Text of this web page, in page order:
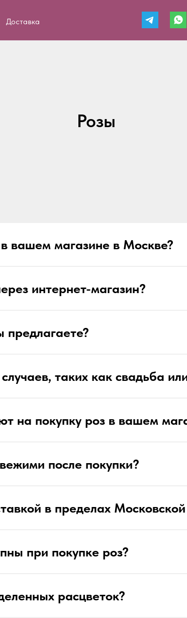
Доставка
Розы
вашем магазине в Москве?
интернет-магазин?
предлагаете?
таких как свадьба
на покупку роз в вашем
после покупки?
в пределах
при покупке роз?
расцветок?